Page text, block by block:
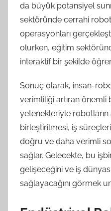
da büyük potansiyel
sektöründe cerrahi
operasyonları
olurken, eğitim
interaktif bir şekilde
Sonuç olarak, insan-
verimliliği artıran önemli
yetenekleriyle robotların
birleştirilmesi, iş
doğru ve daha verimli
sağlar. Gelecekte, bu
gelişeceğini ve iş
sağlayacağını görmek